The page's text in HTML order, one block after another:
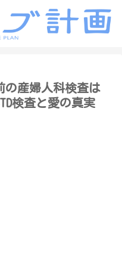
の産婦人科検査は
検査と愛の真実